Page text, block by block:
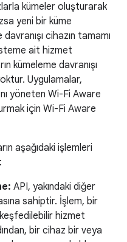
kümeler oluşturarak
yeni bir küme
cihazın tamamı
ait hizmet
kümeleme davranışı
Uygulamalar,
yöneten Wi-Fi Aware
için Wi-Fi Aware
aşağıdaki işlemleri
API, yakındaki diğer
sahiptir. İşlem, bir
hizmet
bir cihaz bir veya